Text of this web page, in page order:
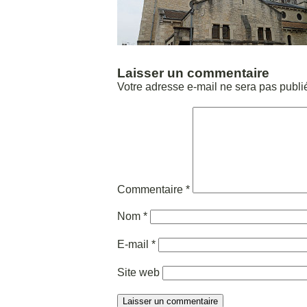
Laisser un commentaire
Votre adresse e-mail ne sera pas
Commentaire *
Nom *
E-mail *
Site web